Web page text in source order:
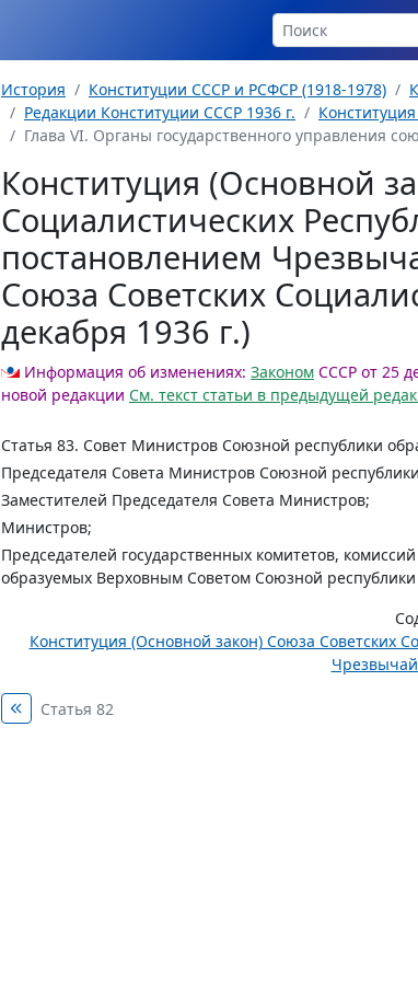
История Конституции СССР и РСФСР (1918-1978)
Редакции Конституции СССР 1936 г.
Глава VI. Органы государственного управления
Конституция (Основной
Социалистических
постановлением
Союза Советских
декабря 1936 г.)
Информация об изменениях: Законом СССР от 25
новой редакции См. текст статьи в предыдущей
Статья 83. Совет Министров Союзной республики
Председателя Совета Министров Союзной
Заместителей Председателя Совета Министров;
Министров;
Председателей государственных комитетов,
образуемых Верховным Советом Союзной
Конституция (Основной закон) Союза Советских
Статья 82